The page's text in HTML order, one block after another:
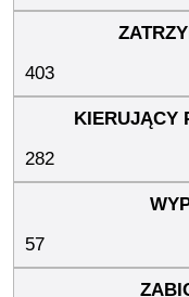
403
282
57